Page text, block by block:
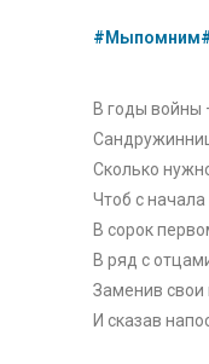
#Мыпомним
В годы войны
Сколько
Чтоб с
В сорок
В ряд с
Заменив свои
И сказав